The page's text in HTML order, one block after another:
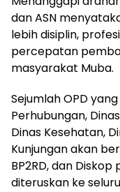
dan ASN
lebih disiplin,
percepatan
masyarakat Muba.
Sejumlah OPD
Perhubungan,
Dinas Kesehatan,
Kunjungan akan
BP2RD, dan
diteruskan ke